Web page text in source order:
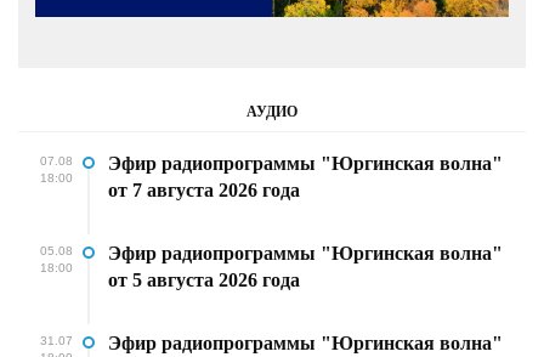
АУДИО
07.08
18:00
Эфир радиопрограммы "Юргинская волна"
от 7 августа 2026 года
05.08
18:00
Эфир радиопрограммы "Юргинская волна"
от 5 августа 2026 года
31.07
Эфир радиопрограммы "Юргинская волна"